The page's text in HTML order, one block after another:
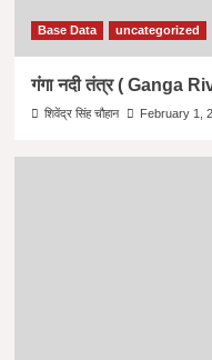
Base Data uncategorized
गंगा नदी तंत्र ( Ganga
शिवेंद्र सिंह चौहान February 1,